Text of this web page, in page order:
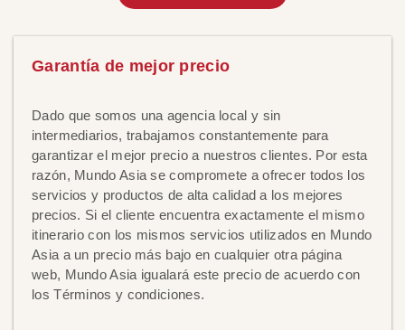
Garantía de mejor precio
Dado que somos una agencia local y sin
intermediarios, trabajamos constantemente para
garantizar el mejor precio a nuestros clientes. Por esta
razón, Mundo Asia se compromete a ofrecer todos los
servicios y productos de alta calidad a los mejores
precios. Si el cliente encuentra exactamente el mismo
itinerario con los mismos servicios utilizados en Mundo
Asia a un precio más bajo en cualquier otra página
web, Mundo Asia igualará este precio de acuerdo con
los Términos y condiciones.